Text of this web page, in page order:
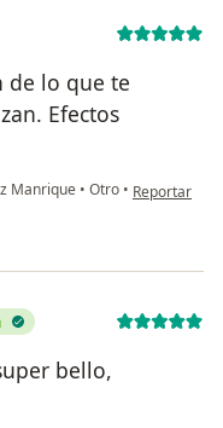
de lo que te
Efectos
Manrique • Otro • en opinión
Reportar
bello,